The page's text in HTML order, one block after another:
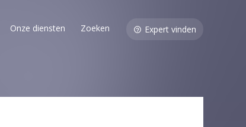
Onze diensten Zoeken Expert vinden